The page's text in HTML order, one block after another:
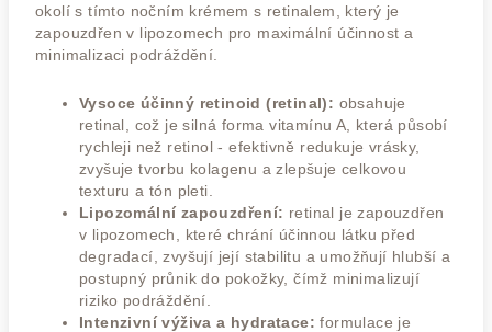
okolí s tímto nočním krémem s retinalem, který je
zapouzdřen v lipozomech pro maximální účinnost a
minimalizaci podráždění.
Vysoce účinný retinoid (retinal): obsahuje
retinal, což je silná forma vitamínu A, která působí
rychleji než retinol - efektivně redukuje vrásky,
zvyšuje tvorbu kolagenu a zlepšuje celkovou
texturu a tón pleti.
Lipozomální zapouzdření: retinal je zapouzdřen
v lipozomech, které chrání účinnou látku před
degradací, zvyšují její stabilitu a umožňují hlubší a
postupný průnik do pokožky, čímž minimalizují
riziko podráždění.
Intenzivní výživa a hydratace: formulace je